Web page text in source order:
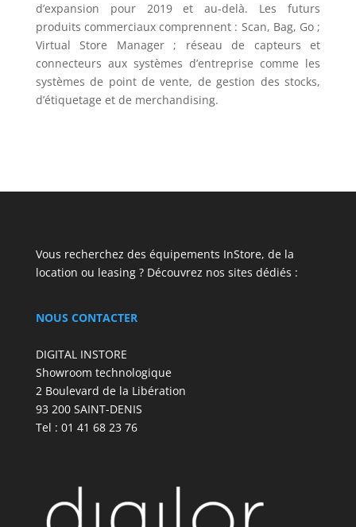
d’expansion pour 2019 et au-delà. Les futurs
produits commerciaux comprennent : Scan, Bag, Go ;
Virtual Store Manager ; réseau de capteurs et
connecteurs aux systèmes d’entreprise comme les
systèmes de point de vente, de gestion des stocks,
d’étiquetage et de merchandising.
Vous recherchez des équipements InStore, de la
location ou leasing ? Découvrez nos sites dédiés :
NOUS CONTACTER
DIGITAL INSTORE
Showroom technologique
2 Boulevard de la Libération
93 200 SAINT-DENIS
Tel : 01 41 68 23 76